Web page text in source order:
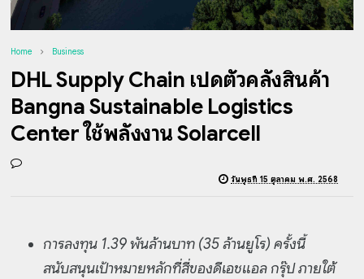
Home Business
DHL Supply Chain เปิดตัวคลังสินค้า
Bangna Sustainable Logistics
Center ใช้พลังงาน Solarcell
วันพุธที่ 15 ตุลาคม พ.ศ. 2568
การลงทุน 1.39 พันล้านบาท (35 ล้านยูโร) ครั้งนี้
สนับสนุนเป้าหมายหลักที่สี่ของดีเอชแอล กรุ๊ป ภายใต้